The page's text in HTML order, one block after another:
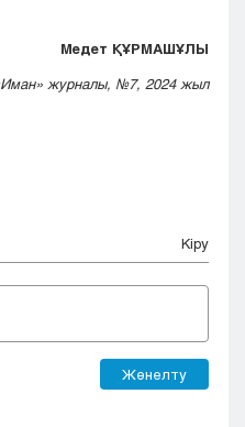
Медет ҚҰРМАШҰЛЫ
журналы, №7, 2024 жыл
Кіру
Жөнелту